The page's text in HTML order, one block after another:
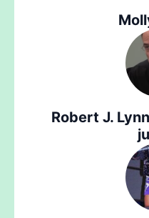
Robert J.